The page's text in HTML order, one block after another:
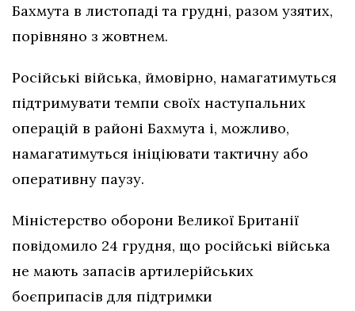
Бахмута в листопаді та грудні, разом узятих,
порівняно з жовтнем.
Російські війська, ймовірно, намагатимуться
підтримувати темпи своїх наступальних
операцій в районі Бахмута і, можливо,
намагатимуться ініціювати тактичну або
оперативну паузу.
Міністерство оборони Великої Британії
повідомило 24 грудня, що російські війська
не мають запасів артилерійських
боєприпасів для підтримки